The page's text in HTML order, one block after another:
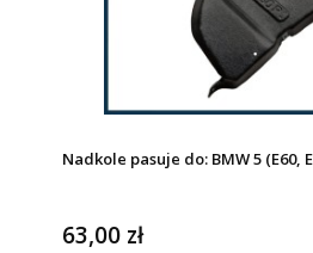
Nadkole pasuje do: BMW 5 (E60,
63,00 zł